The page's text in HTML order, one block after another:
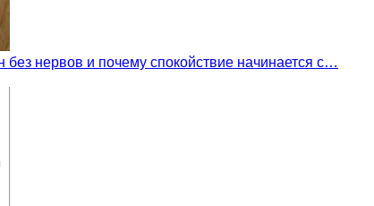
без нервов и почему спокойствие начинается с…